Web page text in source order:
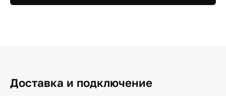
Доставка и подключение